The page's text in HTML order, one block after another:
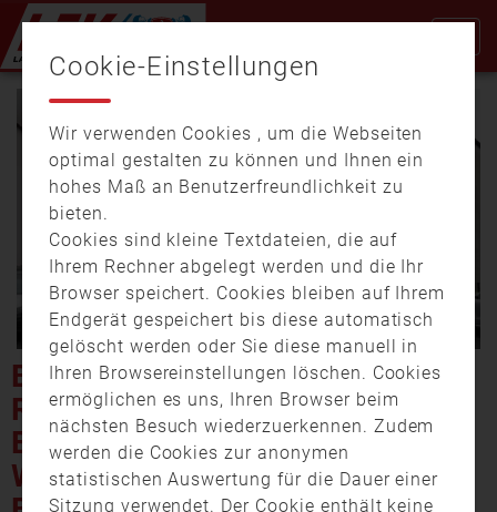
Video
BRAND EINES
REIHENHAUSES IN
ELSENFELD GREIFT AUF
WEITERE HÄUSER ÜBER –
Cookie-Einstellungen
Wir verwenden Cookies , um die Webseiten
optimal gestalten zu können und Ihnen ein
hohes Maß an Benutzerfreundlichkeit zu
bieten.
Cookies sind kleine Textdateien, die auf
Ihrem Rechner abgelegt werden und die Ihr
Browser speichert. Cookies bleiben auf Ihrem
Endgerät gespeichert bis diese automatisch
gelöscht werden oder Sie diese manuell in
Ihren Browsereinstellungen löschen. Cookies
ermöglichen es uns, Ihren Browser beim
nächsten Besuch wiederzuerkennen. Zudem
werden die Cookies zur anonymen
statistischen Auswertung für die Dauer einer
Sitzung verwendet. Der Cookie enthält keine